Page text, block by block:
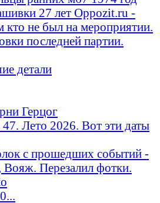
27 лет Oppozit.ru -
кто не был на мероприятии.
последней партии.
детали
Герцог
Лето 2026. Вот эти даты
с прошедших событий -
Перезалил фотки.